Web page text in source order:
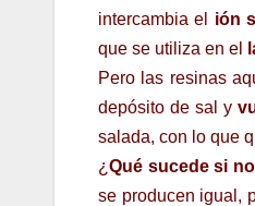
intercambia el ión
que se utiliza en el
Pero las resinas
depósito de sal y
salada, con lo que
¿ Qué sucede si
se producen igual,